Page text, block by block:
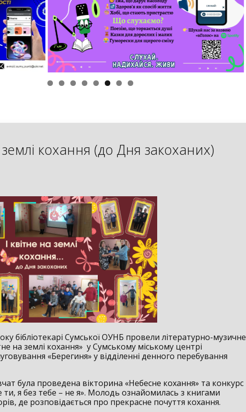
землі кохання (до Дня закоханих)
бібліотекарі Сумської ОУНБ провели літературно-музичне
на землі кохання» у Сумському міському центрі
«Берегиня» у відділенні денного перебування
була проведена вікторина «Небесне кохання» та конкурс
ти, я без тебе – не я». Молодь ознайомилась з книгами
де розповідається про прекрасне почуття кохання.